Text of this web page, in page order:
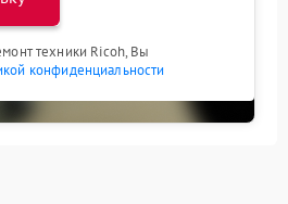
техники Ricoh, Вы
конфиденциальности